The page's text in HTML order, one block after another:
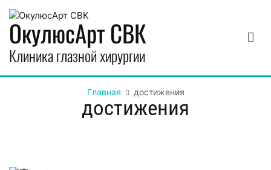
содержимому
ОкулюсАрт СВК
Клиника глазной хирургии
достижения
Главная достижения